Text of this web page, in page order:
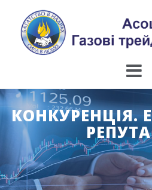
content
КОНКУРЕНЦІЯ.